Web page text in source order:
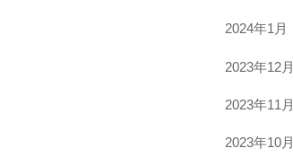
2024年1月
2023年12月
2023年11月
2023年10月